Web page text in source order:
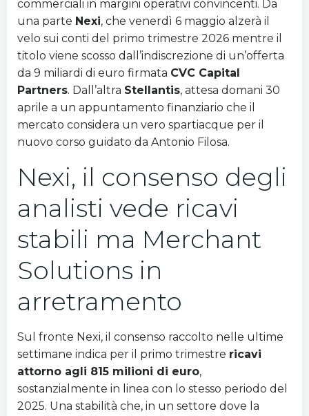
commerciali in margini operativi convincenti. Da
una parte Nexi, che venerdì 6 maggio alzerà il
velo sui conti del primo trimestre 2026 mentre il
titolo viene scosso dall’indiscrezione di un’offerta
da 9 miliardi di euro firmata CVC Capital
Partners. Dall’altra Stellantis, attesa domani 30
aprile a un appuntamento finanziario che il
mercato considera un vero spartiacque per il
nuovo corso guidato da Antonio Filosa.
Nexi, il consenso degli
analisti vede ricavi
stabili ma Merchant
Solutions in
arretramento
Sul fronte Nexi, il consenso raccolto nelle ultime
settimane indica per il primo trimestre ricavi
attorno agli 815 milioni di euro,
sostanzialmente in linea con lo stesso periodo del
2025. Una stabilità che, in un settore dove la